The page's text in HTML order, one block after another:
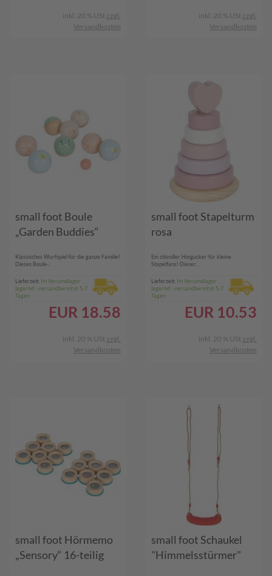
inkl. 20 % USt zzgl.
Versandkosten
inkl. 20 % USt zzgl.
Versandkosten
small foot Boule
„Garden Buddies“
Klassisches Wurfspiel für die ganze Familie!
Dieses Boule-...
Lieferzeit: Im Versandlager
lagernd - versandbereit in 5-7
Tagen
EUR 18.58
inkl. 20 % USt zzgl.
Versandkosten
small foot Stapelturm
rosa
Ein stilvoller Hingucker für kleine
Stapelfans! Dieser...
Lieferzeit: Im Versandlager
lagernd - versandbereit in 5-7
Tagen
EUR 10.53
inkl. 20 % USt zzgl.
Versandkosten
small foot Hörmemo
„Sensory“ 16-teilig
small foot Schaukel
"Himmelsstürmer"